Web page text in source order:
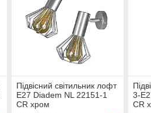
Підвісний світильник лофт
Е27 Diadem NL 22151-1
CR хром
3-
CR